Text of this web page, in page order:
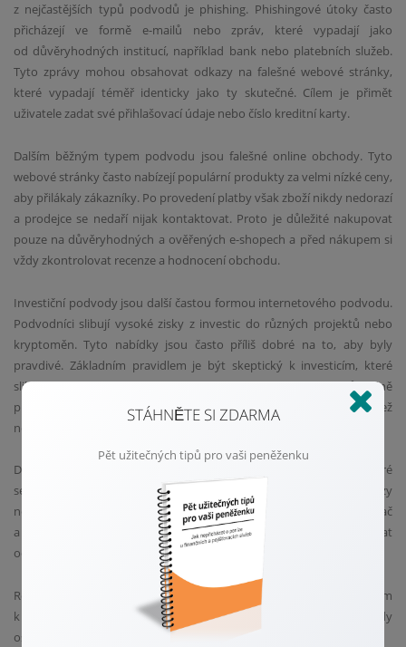
z nejčastějších typů podvodů je phishing. Phishingové útoky často
přicházejí ve formě e-mailů nebo zpráv, které vypadají jako
od důvěryhodných institucí, například bank nebo platebních služeb.
Tyto zprávy mohou obsahovat odkazy na falešné webové stránky,
které vypadají téměř identicky jako ty skutečné. Cílem je přimět
uživatele zadat své přihlašovací údaje nebo číslo kreditní karty.
Dalším běžným typem podvodu jsou falešné online obchody. Tyto
webové stránky často nabízejí populární produkty za velmi nízké ceny,
aby přilákaly zákazníky. Po provedení platby však zboží nikdy nedorazí
a prodejce se nedaří nijak kontaktovat. Proto je důležité nakupovat
pouze na důvěryhodných a ověřených e-shopech a před nákupem si
vždy zkontrolovat recenze a hodnocení obchodu.
Investiční podvody jsou další častou formou internetového podvodu.
Podvodníci slibují vysoké zisky z investic do různých projektů nebo
kryptoměn. Tyto nabídky jsou často příliš dobré na to, aby byly
pravdivé. Základním pravidlem je být skeptický k investicím, které
slibují rychlé a vysoké zisky s minimálním rizikem. Vždy si důkladně
prověřte danou investiční příležitost a konzultujte ji s odborníkem, než
někam vložíte své peníze.
Důležité je také dávat pozor na podvodné e-maily a zprávy, které
se tváří jako od známých osob nebo institucí, ale obsahují odkazy
nebo přílohy s malwarem. Tyto útoky mohou infikovat váš počítač
a ukrást vaše osobní údaje. Proto je vždy důležité pečlivě kontrolovat
odesílatele a neklikat na podezřelé odkazy či přílohy.
Rozpoznání těchto běžných typů podvodů je prvním krokem
k ochraně vašich finančních prostředků a osobních údajů. Buďte vždy
ostražití a důvěřujte svému instinktu, pokud něco vypadá podezřele.
STÁHNĚTE SI ZDARMA
Pět užitečných tipů pro vaši peněženku